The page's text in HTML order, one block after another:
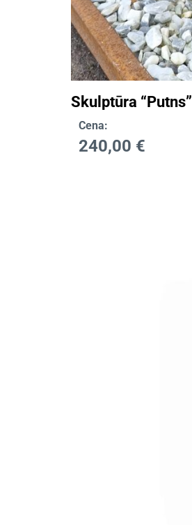
Skulptūra “Putns”
Cena:
240,00 €